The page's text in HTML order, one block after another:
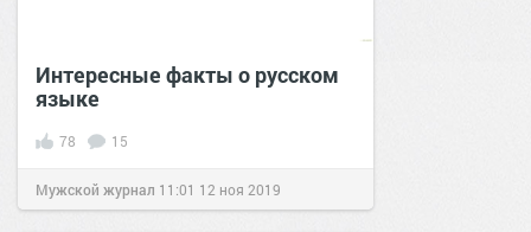
Интересные факты о русском
языке
78 15
Мужской журнал 11:01 12 ноя 2019